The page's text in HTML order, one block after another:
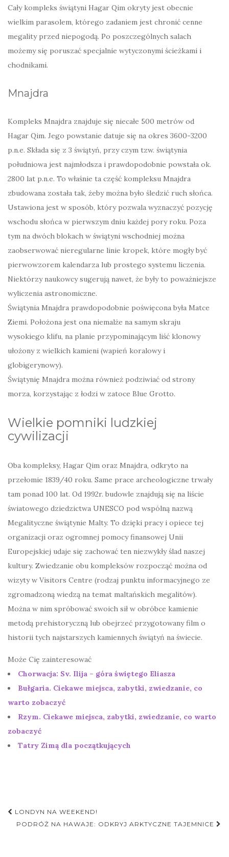
Cały kompleks świątyni Hagar Qim okryty jest obecnie
wielkim parasolem, którego zadaniem jest chronić cenne
megality przed niepogodą. Po poszczególnych salach
możemy się poruszać specjalnie wytyczonymi ścieżkami i
chodnikami.
Mnajdra
Kompleks Mnajdra znajduje się niecałe 500 metrów od
Hagar Qim. Jego powstanie datuje się na okres 3600-3200
p.n.e. Składa się z 3 świątyń, przy czym tzw. świątynia
południowa jest najmłodsza i prawdopodobnie powstała ok.
2800 lat p.n.e. To właśnie ta część kompleksu Mnajdra
zbudowana została tak, żeby można było śledzić ruch słońca.
Ustawiona jest w sposób, który pozwala wyznaczyć pozycję
wschodu słońca w pierwszym dniu każdej pory roku. Poza
tym na dwóch blokach w świątyni wschodniej można
zaobserwować nieregularne linie kropek, które mogły być
pierwowzorem kalendarza lub prostego systemu liczenia.
Niektórzy naukowcy sugerują nawet, że były to poważniejsze
wyliczenia astronomiczne.
Świątynia Mnajdra prawdopodobnie poświęcona była Matce
Ziemi. Położona jest ona niemalże na samym skraju
wysokiego klifu, na planie przypominającym liść klonowy
ułożony z wielkich kamieni (wapień koralowy i
globigerynowy).
Świątynię Mnajdra można również podziwiać od strony
morza, korzystając z łodzi w zatoce Blue Grotto.
Wielkie pomniki ludzkiej
cywilizacji
Oba kompleksy, Hagar Qim oraz Mnajdra, odkryto na
przełomie 1839/40 roku. Same prace archeologiczne trwały
tam ponad 100 lat. Od 1992r. budowle znajdują się na liście
światowego dziedzictwa UNESCO pod wspólną nazwą
Megalityczne świątynie Malty. To dzięki pracy i opiece tej
organizacji oraz ogromnej pomocy finansowej Unii
Europejskiej udaje się zachować ten niezwykły ślad naszej
kultury. Zwiedzanie obu kompleksów rozpocząć można od
wizyty w Visitors Centre (rodzaj punktu informacyjnego ze
zgromadzoną wiedzą na temat maltańskich megalitów).
Można w nim spróbować swoich sił w obróbce kamienie
metodą prehistoryczną lub obejrzeć przygotowany film o
historii tych najstarszych kamiennych świątyń na świecie.
Może Cię zainteresować
Chorwacja: Sv. Ilija – góra świętego Eliasza
Bułgaria. Ciekawe miejsca, zabytki, zwiedzanie, co
warto zobaczyć
Rzym. Ciekawe miejsca, zabytki, zwiedzanie, co warto
zobaczyć
Tatry Zimą dla początkujących
Nawigacja
postu
LONDYN NA WEEKEND!
PODRÓŻ NA HAWAJE: ODKRYJ ARKTYCZNE TAJEMNICE